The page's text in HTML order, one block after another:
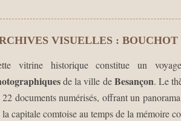
VISUELLES : BOUCHOT
vitrine historique constitue un
de la ville deBesançon. Le
22 documents numérisés, offrant un
la capitale comtoise au temps de la mémoire